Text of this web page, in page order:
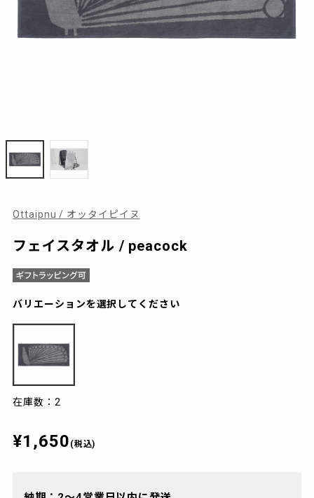
Ottaipnu / オッタイピイヌ
フェイスタオル / peacock
バリエーションを選択してください
在庫数：2
¥1,650 (税込)